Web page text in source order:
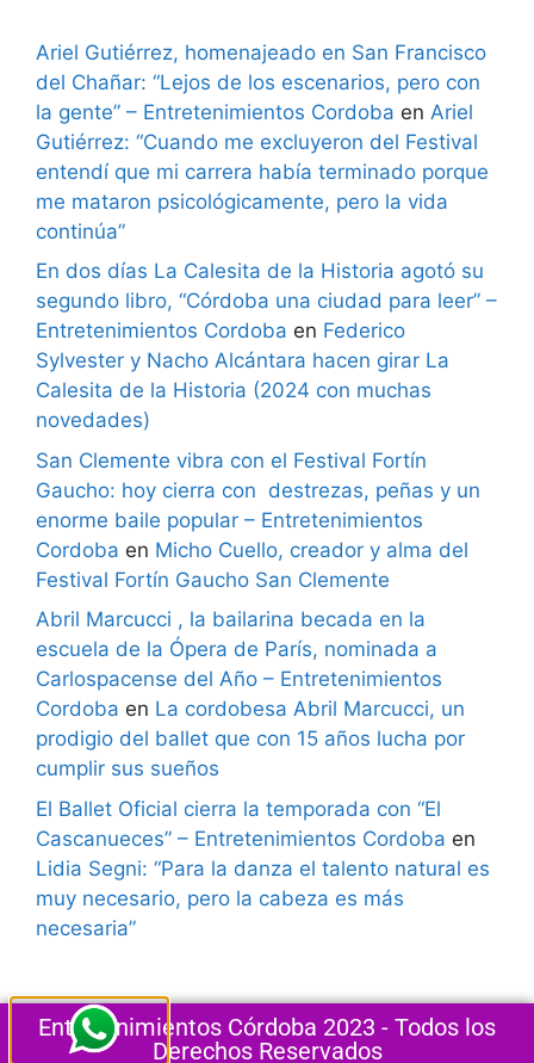
Ariel Gutiérrez, homenajeado en San Francisco
del Chañar: “Lejos de los escenarios, pero con
la gente” – Entretenimientos Cordoba en Ariel
Gutiérrez: “Cuando me excluyeron del Festival
entendí que mi carrera había terminado porque
me mataron psicológicamente, pero la vida
continúa”
En dos días La Calesita de la Historia agotó su
segundo libro, “Córdoba una ciudad para leer” –
Entretenimientos Cordoba en Federico
Sylvester y Nacho Alcántara hacen girar La
Calesita de la Historia (2024 con muchas
novedades)
San Clemente vibra con el Festival Fortín
Gaucho: hoy cierra con destrezas, peñas y un
enorme baile popular – Entretenimientos
Cordoba en Micho Cuello, creador y alma del
Festival Fortín Gaucho San Clemente
Abril Marcucci , la bailarina becada en la
escuela de la Ópera de París, nominada a
Carlospacense del Año – Entretenimientos
Cordoba en La cordobesa Abril Marcucci, un
prodigio del ballet que con 15 años lucha por
cumplir sus sueños
El Ballet Oficial cierra la temporada con “El
Cascanueces” – Entretenimientos Cordoba en
Lidia Segni: “Para la danza el talento natural es
muy necesario, pero la cabeza es más
necesaria”
Entretenimientos Córdoba 2023 - Todos los
Derechos Reservados